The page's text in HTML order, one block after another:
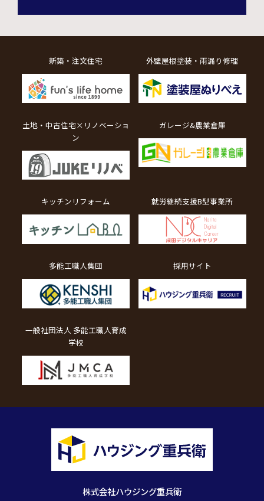
株式会社ハウジング重兵衛
新築・注文住宅 外壁屋根塗装・雨漏り修理
土地・中古住宅×リノベーショ
ン
ガレージ&農業倉庫
キッチンリフォーム 就労継続支援B型事業所
多能工職人集団 採用サイト
一般社団法人 多能工職人育成
学校